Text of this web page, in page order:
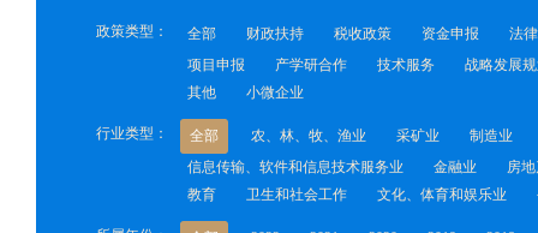
政策类型： 全部 财政扶持 税收政策 资金申报
法
项目申报
产学研合作 技术服务
战略发展
其他
小微企业
行业类型： 全部 农、林、牧、渔业 采矿业
制造业
信息传输、软件和信息技术服务业
金融业
房
教育
卫生和社会工作 文化、体育和娱乐业